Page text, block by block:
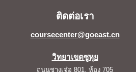
ติดต่อเรา
coursecenter@goeast.cn
วิทยาเขตซูหุย
ถนนชางเจ๋อ 801, ห้อง 705